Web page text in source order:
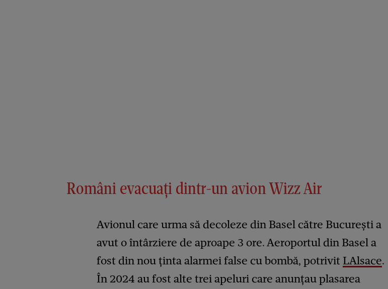
Români evacuați dintr-un avion Wizz Air
Avionul care urma să decoleze din Basel către București a
avut o întârziere de aproape 3 ore. Aeroportul din Basel a
fost din nou ținta alarmei false cu bombă, potrivit LAlsace.
În 2024 au fost alte trei apeluri care anunțau plasarea